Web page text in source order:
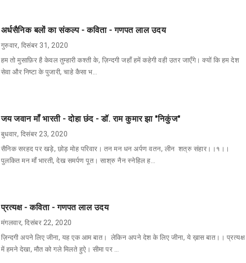
अर्धसैनिक बलों का संकल्प - कविता - गणपत लाल उदय
गुरुवार, दिसंबर 31, 2020
हम तो मुसाफ़िर है केवल तुम्हारी कश्ती के, ज़िन्दगी जहाँ हमें कहेगी वही उतर जाएँगे। क्यों कि हम देश
सेवा और निष्टा के पुजारी, चाहे कैसा भ…
जय जवान माँ भारती - दोहा छंद - डॉ. राम कुमार झा "निकुंज"
बुधवार, दिसंबर 23, 2020
सैनिक सरहद पर खड़े, छोड़ मोह परिवार। तन मन धन अर्पण वतन, लीन शत्रु संहार।।१।।
पुलकित मन माँ भारती, देख समर्पण पूत। साश्रु नैन स्नेहिल ह…
प्रत्यक्ष - कविता - गणपत लाल उदय
मंगलवार, दिसंबर 22, 2020
ज़िन्दगी अपने लिए जीना, यह एक आम बात। लेकिन अपने देश के लिए जीना, ये ख़ास बात।। प्रत्यक्ष
में हमने देखा, मौत को गले मिलते हुऐ। सीमा पर …